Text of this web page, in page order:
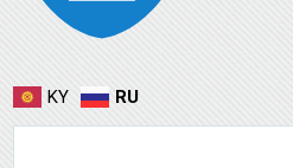
KY RU